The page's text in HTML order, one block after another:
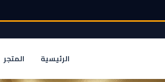
الرئيسية المتجر